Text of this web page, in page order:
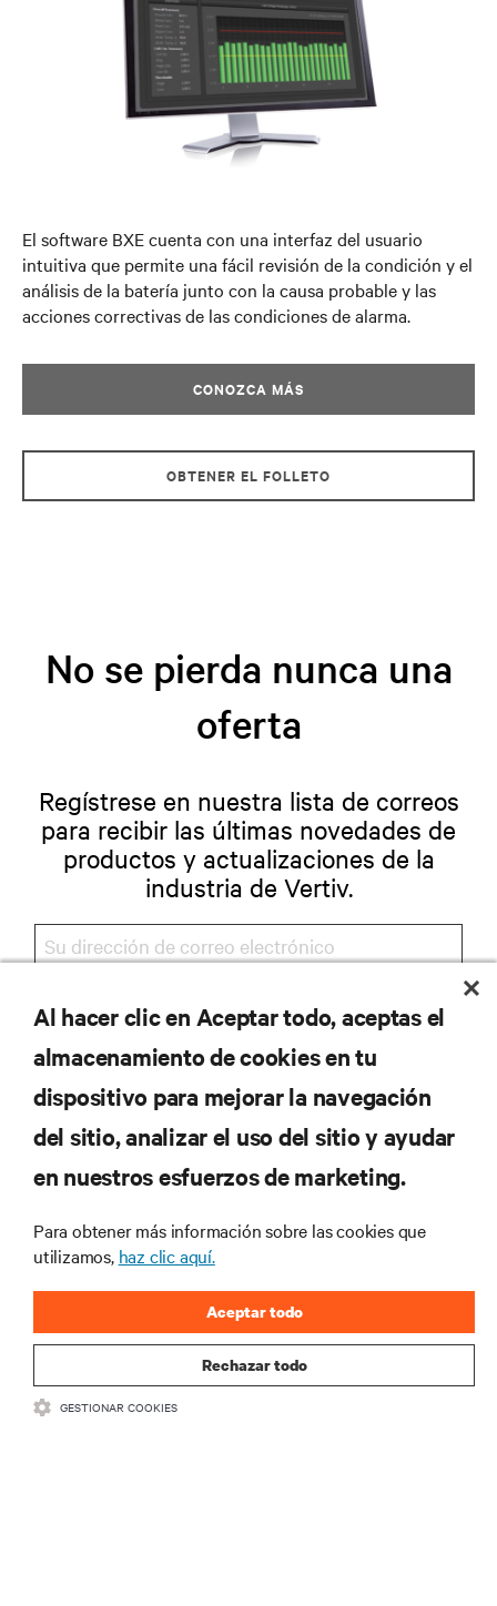
El software BXE cuenta con una interfaz del usuario
intuitiva que permite una fácil revisión de la condición y el
análisis de la batería junto con la causa probable y las
acciones correctivas de las condiciones de alarma.
CONOZCA MÁS
OBTENER EL FOLLETO
No se pierda nunca una
oferta
Regístrese en nuestra lista de correos
para recibir las últimas novedades de
productos y actualizaciones de la
industria de Vertiv.
REGISTRARSE
RECURSOS
CORPORATIVO
SÍGANOS
Al hacer clic en Aceptar todo, aceptas el
almacenamiento de cookies en tu
dispositivo para mejorar la navegación
del sitio, analizar el uso del sitio y ayudar
en nuestros esfuerzos de marketing.
Para obtener más información sobre las cookies que
utilizamos, haz clic aquí.
Rechazar todo
Aceptar todo
GESTIONAR COOKIES